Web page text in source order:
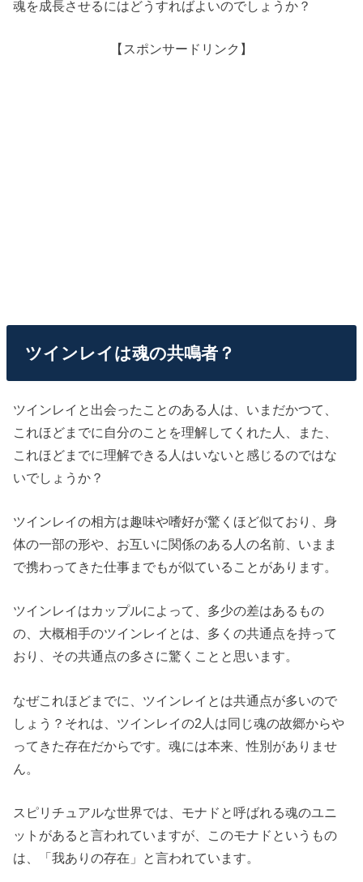
魂を成長させるにはどうすればよいのでしょうか？
【スポンサードリンク】
ツインレイは魂の共鳴者？
ツインレイと出会ったことのある人は、いまだかつて、
これほどまでに自分のことを理解してくれた人、また、
これほどまでに理解できる人はいないと感じるのではな
いでしょうか？
ツインレイの相方は趣味や嗜好が驚くほど似ており、身
体の一部の形や、お互いに関係のある人の名前、いまま
で携わってきた仕事までもが似ていることがあります。
ツインレイはカップルによって、多少の差はあるもの
の、大概相手のツインレイとは、多くの共通点を持って
おり、その共通点の多さに驚くことと思います。
なぜこれほどまでに、ツインレイとは共通点が多いので
しょう？それは、ツインレイの2人は同じ魂の故郷からや
ってきた存在だからです。魂には本来、性別がありませ
ん。
スピリチュアルな世界では、モナドと呼ばれる魂のユニ
ットがあると言われていますが、このモナドというもの
は、「我ありの存在」と言われています。